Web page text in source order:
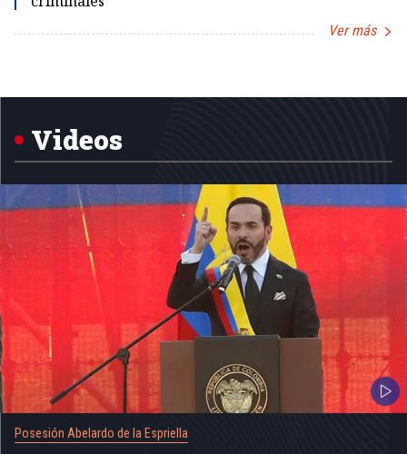
Ver más
5
Videos
Posesión Abelardo de la Espriella